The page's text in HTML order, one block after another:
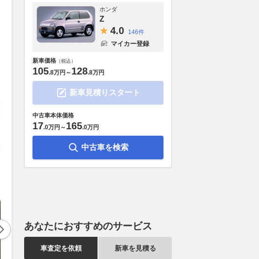
ホンダ
Z
4.0 146件
マイカー登録
新車価格 （税込）
105.8万円 ～ 128.8万円
新車見積りスタート
中古車本体価格
17.0万円 ～ 165.0万円
中古車を検索
あなたにおすすめのサービス
車査定を依頼 新車を見積る